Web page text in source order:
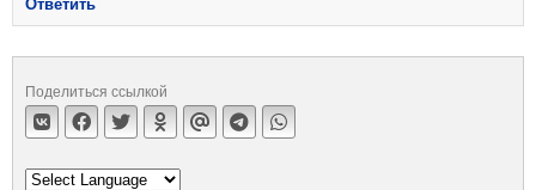
Ответить
Поделиться ссылкой